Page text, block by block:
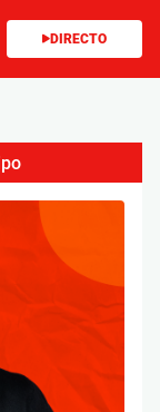
DIRECTO